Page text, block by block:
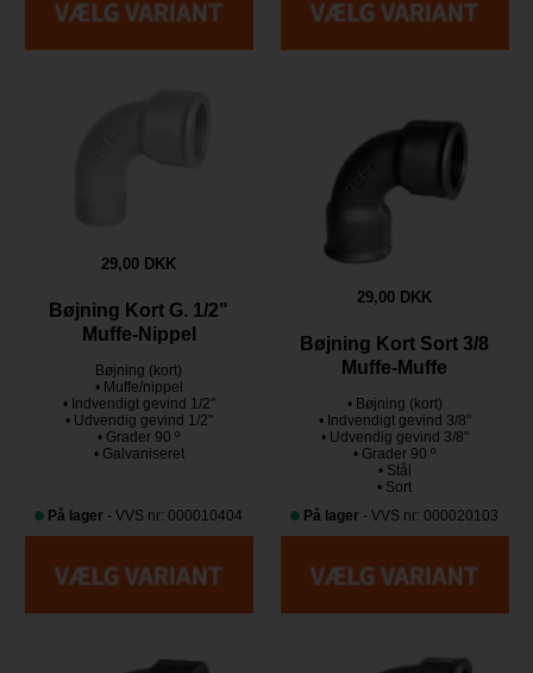
29,00 DKK
Bøjning Kort G. 1/2"
Muffe-Nippel
Bøjning (kort)
• Muffe/nippel
• Indvendigt gevind 1/2"
• Udvendig gevind 1/2"
• Grader 90 º
• Galvaniseret
På lager - VVS nr: 000010404
29,00 DKK
Bøjning Kort Sort 3/8
Muffe-Muffe
• Bøjning (kort)
• Indvendigt gevind 3/8"
• Udvendig gevind 3/8"
• Grader 90 º
• Stål
• Sort
På lager - VVS nr: 000020103